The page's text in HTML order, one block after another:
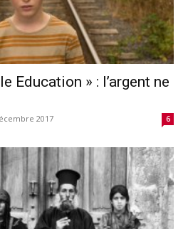
Education » : l’argent ne
2017 6